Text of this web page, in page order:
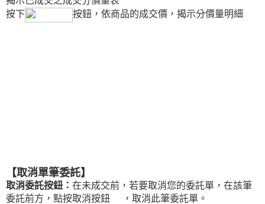
按下
按鈕，依商品的成交價，揭示分價量明細
【取消單筆委託】
取消委託按鈕： 在未成交前，若要取消您的委託單，在該筆
委託前方，點按取消按鈕
，取消此筆委託單。